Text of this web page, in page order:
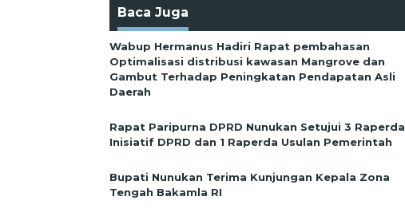
Baca Juga
Wabup Hermanus Hadiri Rapat pembahasan
Optimalisasi distribusi kawasan Mangrove dan
Gambut Terhadap Peningkatan Pendapatan Asli
Daerah
Rapat Paripurna DPRD Nunukan Setujui 3 Raperda
Inisiatif DPRD dan 1 Raperda Usulan Pemerintah
Bupati Nunukan Terima Kunjungan Kepala Zona
Tengah Bakamla RI